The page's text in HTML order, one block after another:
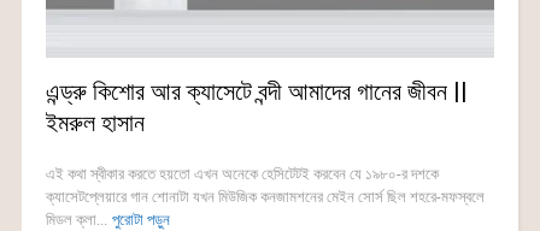
এন্ড্রু কিশোর আর ক্যাসেটে বন্দী আমাদের গানের জীবন ||
ইমরুল হাসান
এই কথা স্বীকার করতে হয়তো এখন অনেকে হেসিটেটই করবেন যে ১৯৮০-র দশকে
ক্যাসেটপ্লেয়ারে গান শোনাটা যখন মিউজিক কনজামশনের মেইন সোর্স ছিল শহরে-মফস্বলে
মিডল ক্লা... পুরোটা পড়ুন